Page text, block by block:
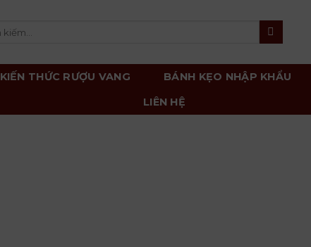
KIẾN THỨC RƯỢU VANG BÁNH KẸO NHẬP KHẨU
LIÊN HỆ